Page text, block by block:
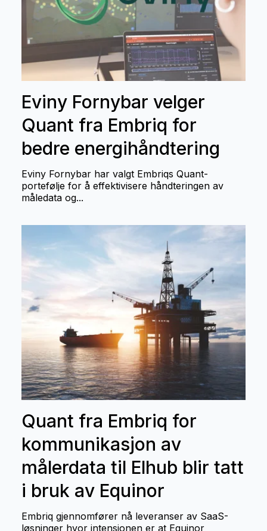
Eviny Fornybar velger
Quant fra Embriq for
bedre energihåndtering
Eviny Fornybar har valgt Embriqs Quant-
portefølje for å effektivisere håndteringen av
måledata og...
Quant fra Embriq for
kommunikasjon av
målerdata til Elhub blir tatt
i bruk av Equinor
Embriq gjennomfører nå leveranser av SaaS-
løsninger hvor intensjonen er at Equinor